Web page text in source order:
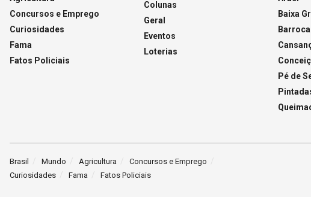
Concursos e Emprego
Curiosidades
Fama
Fatos Policiais
Colunas
Geral
Eventos
Loterias
Baixa
Pé de
Brasil Mundo Agricultura
Concursos e Emprego
Curiosidades
Fama Fatos Policiais